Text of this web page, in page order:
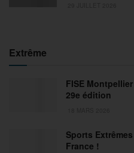
Extrême
FISE
29e édition
Sports
France !